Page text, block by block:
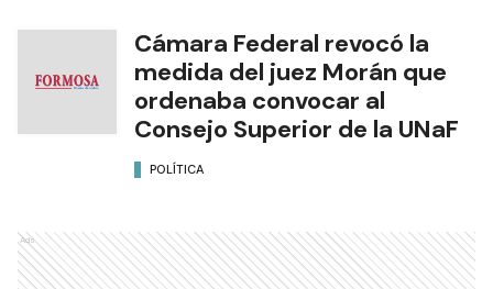
Cámara Federal revocó la
medida del juez Morán que
ordenaba convocar al
Consejo Superior de la UNaF
POLÍTICA
Ads